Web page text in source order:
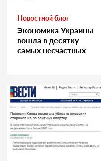
Новостной блог
Экономика Украины
вошла в десятку
самых несчастных